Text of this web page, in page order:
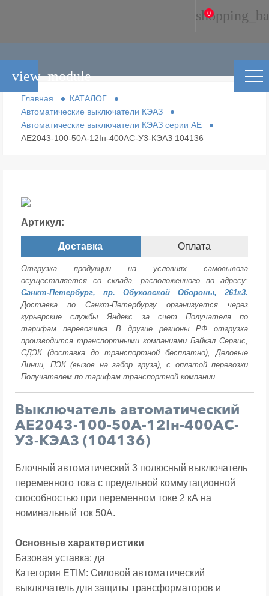
0
Главная
КАТАЛОГ
Автоматические выключатели КЭАЗ
Автоматические выключатели КЭАЗ серии АЕ
АЕ2043-100-50А-12Iн-400AC-У3-КЭАЗ 104136
Артикул:
Доставка Оплата
Отгрузка продукции на условиях самовывоза
осуществляется со склада, расположенного по адресу:
Санкт-Петербург, пр. Обуховской Обороны, 261к3.
Доставка по Санкт-Петербургу организуется через
курьерские службы Яндекс за счет Получателя по
тарифам перевозчика. В другие регионы РФ отгрузка
производится транспортными компаниями Байкал Сервис,
СДЭК (доставка до транспортной бесплатно), Деловые
Линии, ПЭК (вызов на забор груза), с оплатой перевозки
Получателем по тарифам транспортной компании.
Выключатель автоматический
АЕ2043-100-50А-12Iн-400AC-
У3-КЭАЗ (104136)
Блочный автоматический 3 полюсный выключатель
переменного тока с предельной коммутационной
способностью при переменном токе 2 кА на
номинальный ток 50А.
Основные характеристики
Базовая уставка: да
Категория ETIM: Силовой автоматический
выключатель для защиты трансформаторов и
view_module